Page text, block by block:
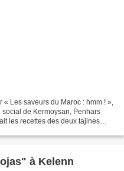
Les saveurs du Maroc : hmm ! »,
de Kermoysan, Penhars
les recettes des deux tajines
à Kelenn